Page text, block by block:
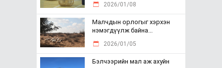
2026/01/08
Малчдын орлогыг хэрхэн
нэмэгдүүлж байна...
2026/01/05
Бэлчээрийн мал аж ахуйн